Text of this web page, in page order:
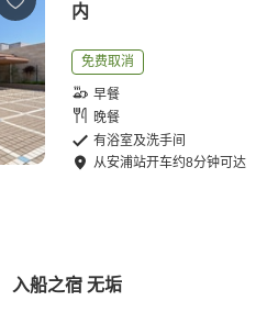
内
免费取消
早餐
晚餐
有浴室及洗手间
从安浦站开车约8分钟可达
入船之宿 无垢